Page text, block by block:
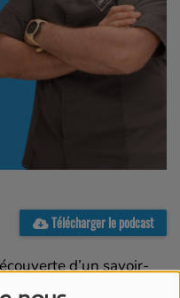
Télécharger le podcast
d’un savoir-